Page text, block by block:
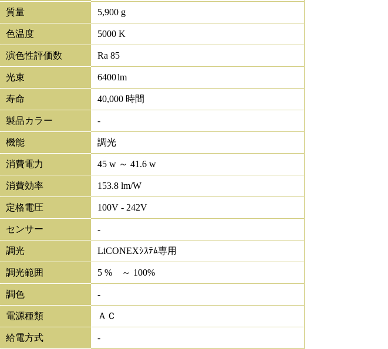
質量 5,900 g
色温度 5000 K
演色性評価数 Ra 85
光束 6400lm
寿命 40,000 時間
製品カラー -
機能 調光
消費電力 45 w ～ 41.6 w
消費効率 153.8 lm/W
定格電圧 100V - 242V
センサー -
調光 LiCONEXｼｽﾃﾑ専用
調光範囲 5 % ～ 100%
調色 -
電源種類 ＡＣ
給電方式 -